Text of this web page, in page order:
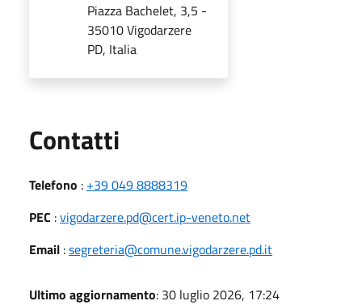
Piazza Bachelet, 3,5 -
35010 Vigodarzere
PD, Italia
Contatti
Telefono : +39 049 8888319
PEC :vigodarzere.pd@cert.ip-veneto.net
Email :segreteria@comune.vigodarzere.pd.it
Ultimo aggiornamento: 30 luglio 2026, 17:24